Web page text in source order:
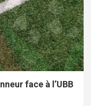
face à l’UBB